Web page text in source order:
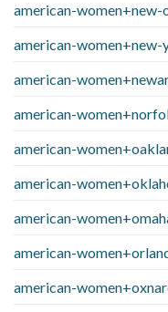
american-women+new-
american-women+new-
american-
american-
american-
american-
american-
american-
american-